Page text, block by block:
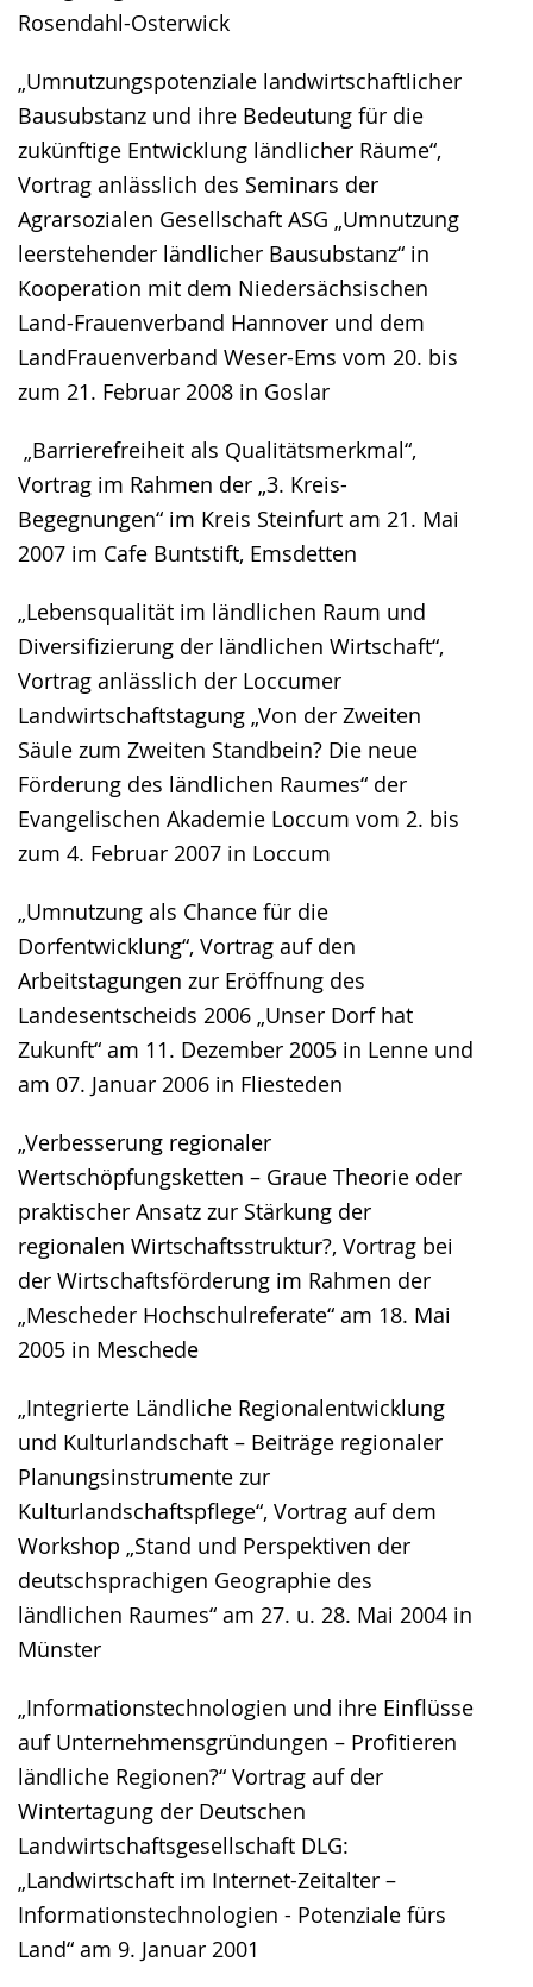
Rosendahl-Osterwick
„Umnutzungspotenziale landwirtschaftlicher
Bausubstanz und ihre Bedeutung für die
zukünftige Entwicklung ländlicher Räume“,
Vortrag anlässlich des Seminars der
Agrarsozialen Gesellschaft ASG „Umnutzung
leerstehender ländlicher Bausubstanz“ in
Kooperation mit dem Niedersächsischen
Land-Frauenverband Hannover und dem
LandFrauenverband Weser-Ems vom 20. bis
zum 21. Februar 2008 in Goslar
„Barrierefreiheit als Qualitätsmerkmal“,
Vortrag im Rahmen der „3. Kreis-
Begegnungen“ im Kreis Steinfurt am 21. Mai
2007 im Cafe Buntstift, Emsdetten
„Lebensqualität im ländlichen Raum und
Diversifizierung der ländlichen Wirtschaft“,
Vortrag anlässlich der Loccumer
Landwirtschaftstagung „Von der Zweiten
Säule zum Zweiten Standbein? Die neue
Förderung des ländlichen Raumes“ der
Evangelischen Akademie Loccum vom 2. bis
zum 4. Februar 2007 in Loccum
„Umnutzung als Chance für die
Dorfentwicklung“, Vortrag auf den
Arbeitstagungen zur Eröffnung des
Landesentscheids 2006 „Unser Dorf hat
Zukunft“ am 11. Dezember 2005 in Lenne und
am 07. Januar 2006 in Fliesteden
„Verbesserung regionaler
Wertschöpfungsketten – Graue Theorie oder
praktischer Ansatz zur Stärkung der
regionalen Wirtschaftsstruktur?, Vortrag bei
der Wirtschaftsförderung im Rahmen der
„Mescheder Hochschulreferate“ am 18. Mai
2005 in Meschede
„Integrierte Ländliche Regionalentwicklung
und Kulturlandschaft – Beiträge regionaler
Planungsinstrumente zur
Kulturlandschaftspflege“, Vortrag auf dem
Workshop „Stand und Perspektiven der
deutschsprachigen Geographie des
ländlichen Raumes“ am 27. u. 28. Mai 2004 in
Münster
„Informationstechnologien und ihre Einflüsse
auf Unternehmensgründungen – Profitieren
ländliche Regionen?“ Vortrag auf der
Wintertagung der Deutschen
Landwirtschaftsgesellschaft DLG:
„Landwirtschaft im Internet-Zeitalter –
Informationstechnologien - Potenziale fürs
Land“ am 9. Januar 2001